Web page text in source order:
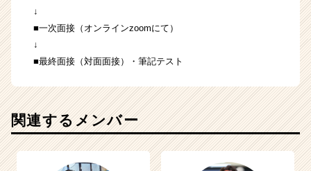
↓
■一次面接（オンラインzoomにて）
↓
■最終面接（対面面接）・筆記テスト
関連するメンバー